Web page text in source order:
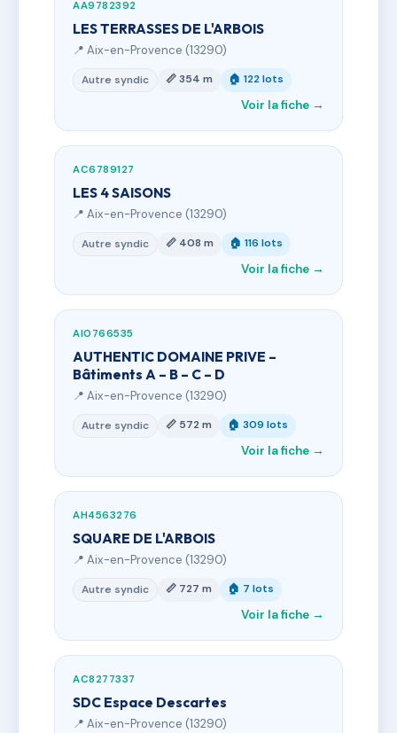
AA9782392
LES TERRASSES DE L'ARBOIS
📍 Aix-en-Provence (13290)
Autre syndic 📏 354 m 🏠 122 lots
Voir la fiche →
AC6789127
LES 4 SAISONS
📍 Aix-en-Provence (13290)
Autre syndic 📏 408 m 🏠 116 lots
Voir la fiche →
AI0766535
AUTHENTIC DOMAINE PRIVE –
Bâtiments A – B – C – D
📍 Aix-en-Provence (13290)
Autre syndic 📏 572 m 🏠 309 lots
Voir la fiche →
AH4563276
SQUARE DE L'ARBOIS
📍 Aix-en-Provence (13290)
Autre syndic 📏 727 m 🏠 7 lots
Voir la fiche →
AC8277337
SDC Espace Descartes
📍 Aix-en-Provence (13290)